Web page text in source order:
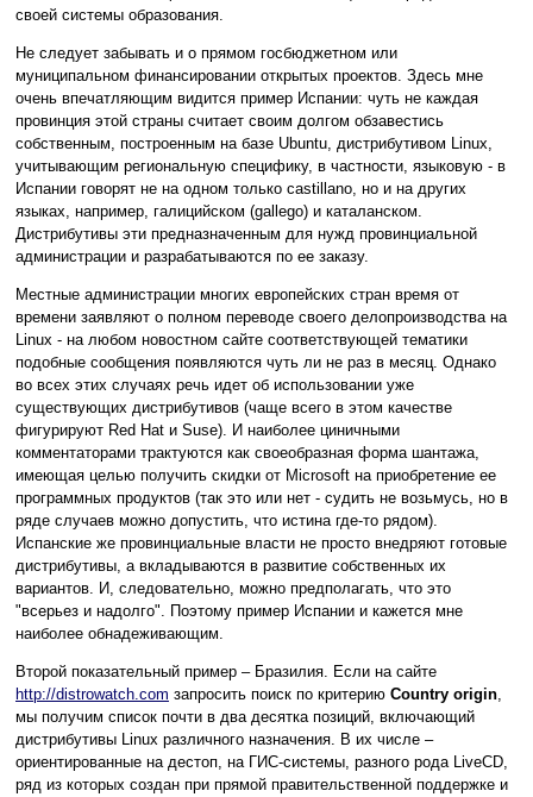
своей системы образования.
Не следует забывать и о прямом госбюджетном или
муниципальном финансировании открытых проектов. Здесь мне
очень впечатляющим видится пример Испании: чуть не каждая
провинция этой страны считает своим долгом обзавестись
собственным, построенным на базе Ubuntu, дистрибутивом Linux,
учитывающим региональную специфику, в частности, языковую - в
Испании говорят не на одном только castillano, но и на других
языках, например, галицийском (gallego) и каталанском.
Дистрибутивы эти предназначенным для нужд провинциальной
администрации и разрабатываются по ее заказу.
Местные администрации многих европейских стран время от
времени заявляют о полном переводе своего делопроизводства на
Linux - на любом новостном сайте соответствующей тематики
подобные сообщения появляются чуть ли не раз в месяц. Однако
во всех этих случаях речь идет об использовании уже
существующих дистрибутивов (чаще всего в этом качестве
фигурируют Red Hat и Suse). И наиболее циничными
комментаторами трактуются как своеобразная форма шантажа,
имеющая целью получить скидки от Microsoft на приобретение ее
программных продуктов (так это или нет - судить не возьмусь, но в
ряде случаев можно допустить, что истина где-то рядом).
Испанские же провинциальные власти не просто внедряют готовые
дистрибутивы, а вкладываются в развитие собственных их
вариантов. И, следовательно, можно предполагать, что это
"всерьез и надолго". Поэтому пример Испании и кажется мне
наиболее обнадеживающим.
Второй показательный пример – Бразилия. Если на сайте
http://distrowatch.com запросить поиск по критерию Country origin,
мы получим список почти в два десятка позиций, включающий
дистрибутивы Linux различного назначения. В их числе –
ориентированные на дестоп, на ГИС-системы, разного рода LiveCD,
ряд из которых создан при прямой правительственной поддержке и